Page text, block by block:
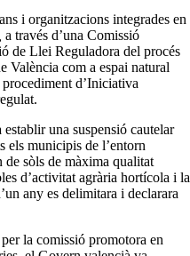
i organitzacions integrades en
, a través d’una Comissió
de Llei Reguladora del procés
València com a espai natural
d’Iniciativa
una suspensió cautelar
els municipis de l’entorn
de sòls de màxima qualitat
d’activitat agrària hortícola i la
any es delimitara i declarara
la comissió promotora en